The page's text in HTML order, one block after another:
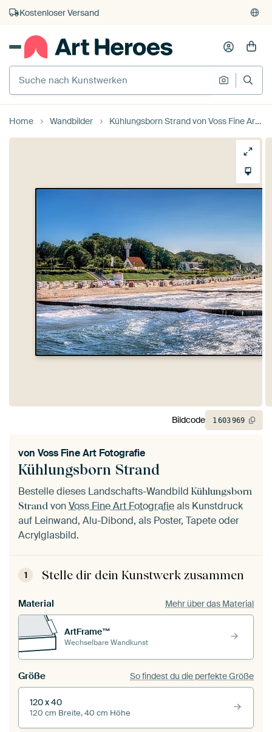
Kauf auf Rechnung
Individueller Druck auf Bestellung
Home Wandbilder Kühlungsborn Strand von Voss Fine Art Fotografie
Kühlungsborn Strand
von Voss Fine Art Fotografie
Bestelle dieses Landschafts-Wandbild Kühlungsborn
Strand vonVoss Fine Art Fotografieals Kunstdruck
auf Leinwand, Alu-Dibond, als Poster, Tapete oder
Acrylglasbild.
1 Stelle dir dein Kunstwerk zusammen
Material Mehr über das Material
ArtFrame™
Wechselbare Wandkunst
Größe So findest du die perfekte Größe
120 x 40
120 cm Breite, 40 cm Höhe
Bildcode 1 603969